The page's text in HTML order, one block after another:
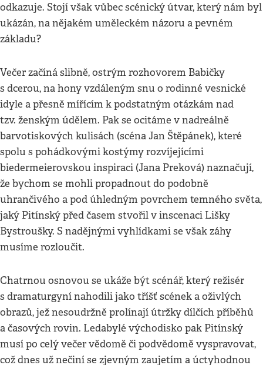
odkazuje. Stojí však vůbec scénický útvar, který nám byl
ukázán, na nějakém uměleckém názoru a pevném
základu?
Večer začíná slibně, ostrým rozhovorem Babičky
s dcerou, na hony vzdáleným snu o rodinné vesnické
idyle a přesně mířícím k podstatným otázkám nad
tzv. ženským údělem. Pak se ocitáme v nadreálně
barvotiskových kulisách (scéna Jan Štěpánek), které
spolu s pohádkovými kostýmy rozvíjejícími
biedermeierovskou inspiraci (Jana Preková) naznačují,
že bychom se mohli propadnout do podobně
uhrančivého a pod úhledným povrchem temného světa,
jaký Pitínský před časem stvořil v inscenaci Lišky
Bystroušky. S nadějnými vyhlídkami se však záhy
musíme rozloučit.
Chatrnou osnovou se ukáže být scénář, který režisér
s dramaturgyní nahodili jako tříšť scének a oživlých
obrazů, jež nesoudržně prolínají útržky dílčích příběhů
a časových rovin. Ledabylé východisko pak Pitínský
musí po celý večer vědomě či podvědomě vyspravovat,
což dnes už nečiní se zjevným zaujetím a úctyhodnou